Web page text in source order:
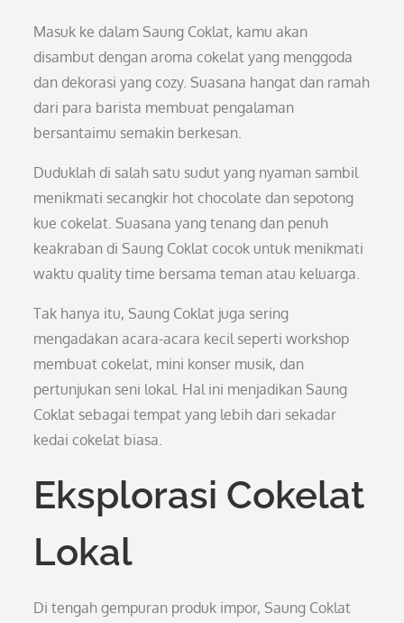
Masuk ke dalam Saung Coklat, kamu akan
disambut dengan aroma cokelat yang menggoda
dan dekorasi yang cozy. Suasana hangat dan ramah
dari para barista membuat pengalaman
bersantaimu semakin berkesan.
Duduklah di salah satu sudut yang nyaman sambil
menikmati secangkir hot chocolate dan sepotong
kue cokelat. Suasana yang tenang dan penuh
keakraban di Saung Coklat cocok untuk menikmati
waktu quality time bersama teman atau keluarga.
Tak hanya itu, Saung Coklat juga sering
mengadakan acara-acara kecil seperti workshop
membuat cokelat, mini konser musik, dan
pertunjukan seni lokal. Hal ini menjadikan Saung
Coklat sebagai tempat yang lebih dari sekadar
kedai cokelat biasa.
Eksplorasi Cokelat
Lokal
Di tengah gempuran produk impor, Saung Coklat